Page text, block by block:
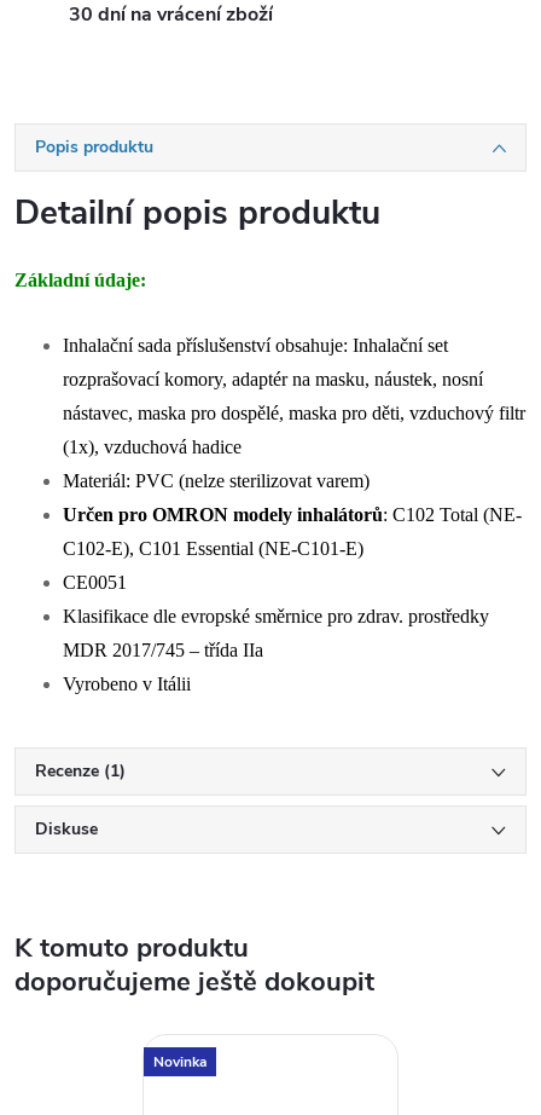
30 dní na vrácení zboží
Popis produktu
Detailní popis produktu
Základní údaje:
Inhalační sada příslušenství obsahuje: Inhalační set
rozprašovací komory, adaptér na masku, náustek, nosní
nástavec, maska pro dospělé, maska pro děti, vzduchový filtr
(1x), vzduchová hadice
Materiál: PVC (nelze sterilizovat varem)
Určen pro OMRON modely inhalátorů: C102 Total (NE-
C102-E), C101 Essential (NE-C101-E)
CE0051
Klasifikace dle evropské směrnice pro zdrav. prostředky
MDR 2017/745 – třída IIa
Vyrobeno v Itálii
Recenze (1)
Diskuse
K tomuto produktu
doporučujeme ještě dokoupit
Novinka